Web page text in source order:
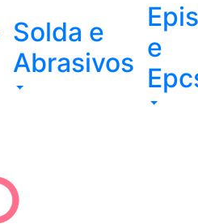
Solda e
Abrasivos
Epis
e